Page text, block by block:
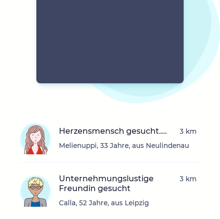
Herzensmensch gesucht....
Melienuppi, 33 Jahre, aus Neulindenau
3 km
Unternehmungslustige
Freundin gesucht
Calla, 52 Jahre, aus Leipzig
3 km